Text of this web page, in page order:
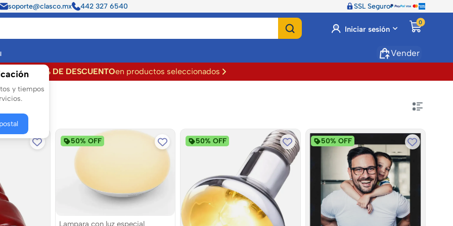
soporte@clasco.mx 442 327 6540 SSL Seguro
Iniciar sesión
0
y tiempos
Vender
Hasta 50% DE DESCUENTOen productos seleccionados
50% OFF
Lampara con luz especial
50% OFF 50% OFF